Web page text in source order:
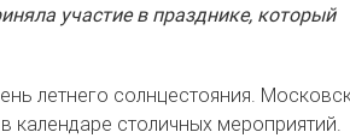
участие в празднике, который
летнего солнцестояния.
календаре столичных мероприятий.